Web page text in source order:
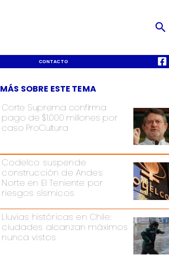
CONTACTO
Corte Suprema confirma
pago de $1.000 millones por
caso ProCultura
Codelco suspende
construcción de Andes
Norte en El Teniente por
riesgos sísmicos
Lluvias históricas en Chile:
ciudades alcanzan máximos
nunca vistos
MÁS SOBRE ESTE TEMA